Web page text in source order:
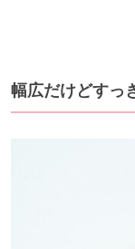
幅広だけどすっ